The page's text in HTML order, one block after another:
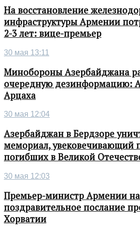
На восстановление
инфраструктуры Армении
2-3 лет: вице-премьер
30 мая 13:11
Минобороны Азербайджана
очередную дезинформацию:
Арцаха
30 мая 12:04
Азербайджан в Бердзоре
мемориал, увековечивающий
погибших в Великой
30 мая 12:03
Премьер-министр Армении
поздравительное послание
Хорватии